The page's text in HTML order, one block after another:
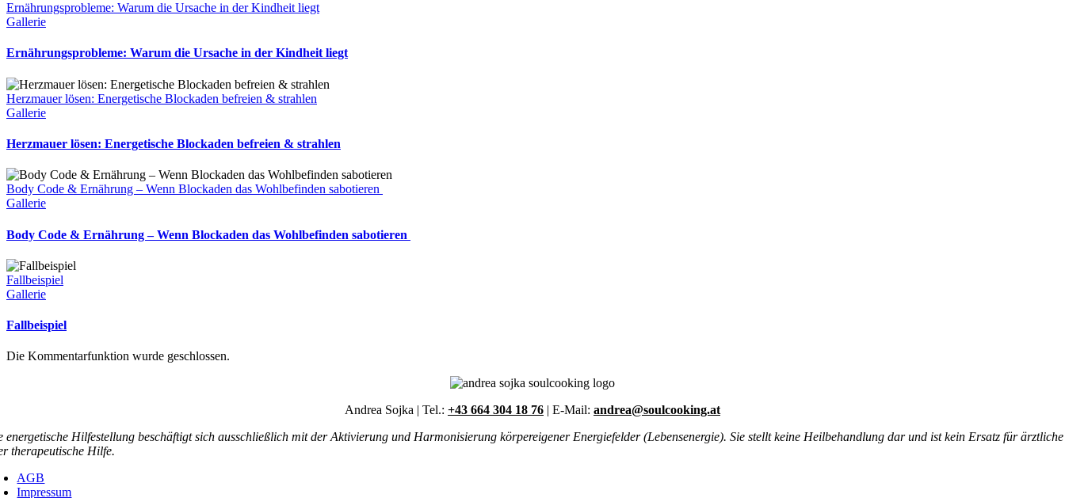
Ernährungsprobleme: Warum die Ursache in der Kindheit liegt
Gallerie
Ernährungsprobleme: Warum die Ursache in der Kindheit liegt
Herzmauer lösen: Energetische Blockaden befreien & strahlen
Gallerie
Herzmauer lösen: Energetische Blockaden befreien & strahlen
Body Code & Ernährung – Wenn Blockaden das Wohlbefinden sabotieren
Gallerie
Body Code & Ernährung – Wenn Blockaden das Wohlbefinden sabotieren
Fallbeispiel
Gallerie
Fallbeispiel
Die Kommentarfunktion wurde geschlossen.
Andrea Sojka | Tel.: +43 664 304 18 76 | E-Mail: andrea@soulcooking.at
energetische Hilfestellung beschäftigt sich ausschließlich mit der Aktivierung und Harmonisierung körpereigener Energiefelder (Lebensenergie). Sie stellt keine Heilbehandlung dar und ist kein Ersatz für ärztliche
therapeutische Hilfe.
AGB
Impressum